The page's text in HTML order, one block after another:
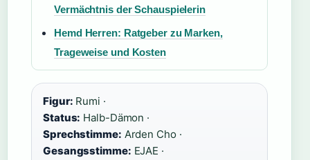
Vermächtnis der Schauspielerin
Hemd Herren: Ratgeber zu Marken,
Trageweise und Kosten
Figur: Rumi ·
Status: Halb-Dämon ·
Sprechstimme: Arden Cho ·
Gesangsstimme: EJAE ·